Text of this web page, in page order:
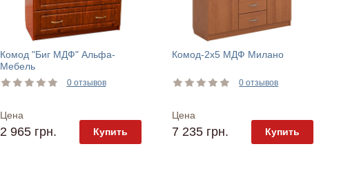
Комод "Биг МДФ" Альфа-
Мебель
0 отзывов
Цена
2 965 грн. Купить
Комод-2х5 МДФ Милано
0 отзывов
Цена
7 235 грн. Купить